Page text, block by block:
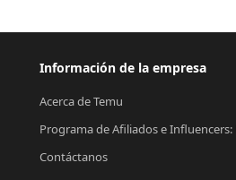
Información de la empresa
Acerca de Temu
Programa de Afiliados e
Contáctanos